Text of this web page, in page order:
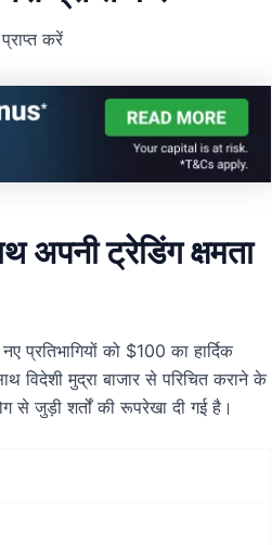
करें
ट्रेडिंग क्षमता
को $100 का हार्दिक
विदेशी मुद्रा बाजार से परिचित कराने के
से जुड़ी शर्तों की रूपरेखा दी गई है।